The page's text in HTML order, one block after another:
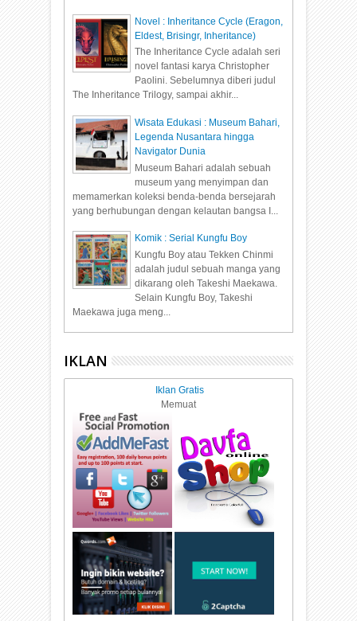
Novel : Inheritance Cycle (Eragon,
Eldest, Brisingr, Inheritance)
The Inheritance Cycle adalah seri
novel fantasi karya Christopher
Paolini. Sebelumnya diberi judul
The Inheritance Trilogy, sampai akhir...
Wisata Edukasi : Museum Bahari,
Legenda Nusantara hingga
Navigator Dunia
Museum Bahari adalah sebuah
museum yang menyimpan dan
memamerkan koleksi benda-benda bersejarah
yang berhubungan dengan kelautan bangsa I...
Komik : Serial Kungfu Boy
Kungfu Boy atau Tekken Chinmi
adalah judul sebuah manga yang
dikarang oleh Takeshi Maekawa.
Selain Kungfu Boy, Takeshi
Maekawa juga meng...
IKLAN
Iklan Gratis
Memuat